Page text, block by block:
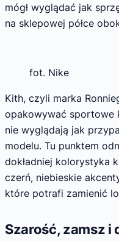
mógł wyglądać jak
na sklepowej półce
fot. Nike
Kith, czyli marka
opakowywać sportowe
nie wyglądają jak
modelu. Tu punktem
dokładniej kolorystyka
czerń, niebieskie
które potrafi zamienić
Szarość, zamsz i